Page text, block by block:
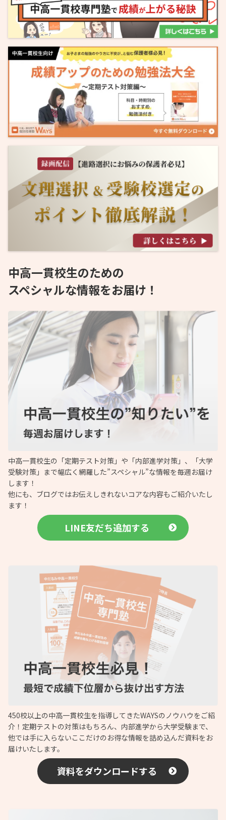
中高一貫校生のための
スペシャルな情報をお届け！
中高一貫校生の「定期テスト対策」や「内部進学対策」、「大学
受験対策」まで幅広く網羅した”スペシャル”な情報を毎週お届け
します！
他にも、ブログではお伝えしきれないコアな内容もご紹介いたし
ます！
LINE友だち追加する
450校以上の中高一貫校生を指導してきたWAYSのノウハウをご紹
介！定期テストの対策はもちろん、内部進学から大学受験まで、
他では手に入らないここだけのお得な情報を詰め込んだ資料をお
届けいたします。
資料をダウンロードする